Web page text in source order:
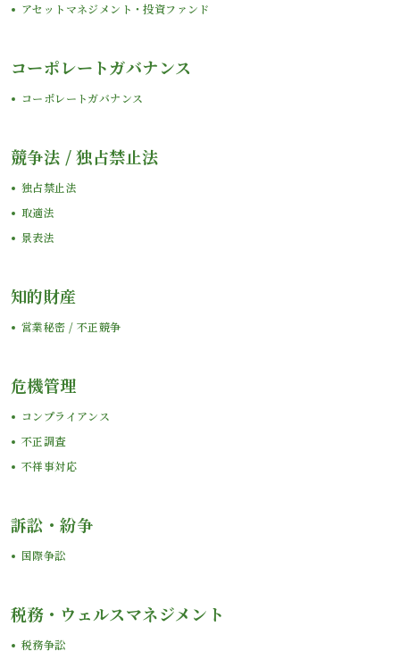
アセットマネジメント・投資ファンド
コーポレートガバナンス
コーポレートガバナンス
競争法 / 独占禁止法
独占禁止法
取適法
景表法
知的財産
営業秘密 / 不正競争
危機管理
コンプライアンス
不正調査
不祥事対応
訴訟・紛争
国際争訟
税務・ウェルスマネジメント
税務争訟